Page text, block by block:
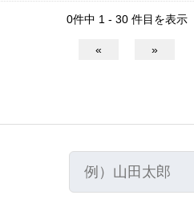
0件中 1 - 30 件目を表示
« »